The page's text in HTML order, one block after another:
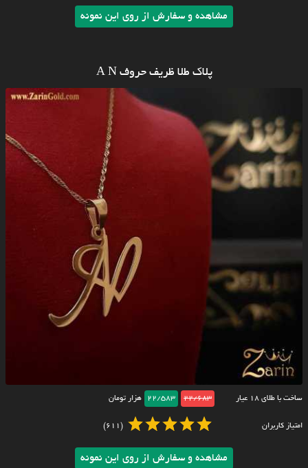
مشاهده و سفارش از روی این نمونه
پلاک طلا ظریف حروف A N
ساخت با طلای ۱۸ عیار 22/683
22/583 هزار تومان
امتیاز کاربران (611)
مشاهده و سفارش از روی این نمونه